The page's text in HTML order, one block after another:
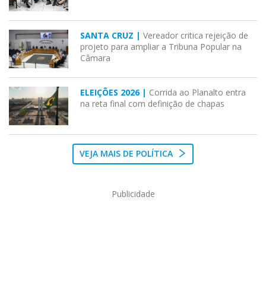
SANTA CRUZ | Vereador critica rejeição de
projeto para ampliar a Tribuna Popular na
Câmara
ELEIÇÕES 2026 | Corrida ao Planalto entra
na reta final com definição de chapas
VEJA MAIS DE POLÍTICA
Publicidade